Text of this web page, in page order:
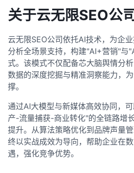
关于云无限SEO公
云无限SEO公司依托AI技术，为企
分析全场景支持，构建"AI+营销"与
式。该模式不仅配备芯大脑舆情分
数据的深度挖掘与精准洞察能力，
撑。
通过AI大模型与新媒体高效协同，
产-流量捕获-商业转化"的全链路增
提升。从算法策略优化到品牌声量
终以实战成效为导向，帮助企业在
遇，强化竞争优势。